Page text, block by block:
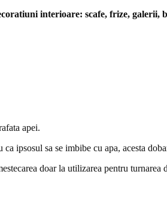
interioare: scafe, frize, galerii,
apei.
ipsosul sa se imbibe cu apa, acesta
doar la utilizarea pentru turnarea